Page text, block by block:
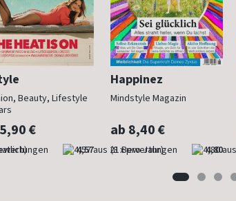
Beauty, Lifestyle
€
4,57
Happinez
Mindstyle Magazin
ab 8,40 €
(8 x pro Jahr) 4,80